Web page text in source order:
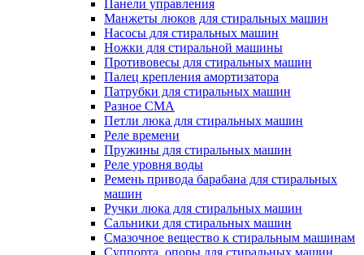
Панели управления
Манжеты люков для стиральных машин
Насосы для стиральных машин
Ножки для стиральной машины
Противовесы для стиральных машин
Палец крепления амортизатора
Патрубки для стиральных машин
Разное СМА
Петли люка для стиральных машин
Реле времени
Пружины для стиральных машин
Реле уровня воды
Ремень привода барабана для стиральных
машин
Ручки люка для стиральных машин
Сальники для стиральных машин
Смазочное вещество к стиральным машинам
Суппорта, опоры для стиральных машин